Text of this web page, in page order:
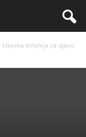
Likovna kolonija za djecu